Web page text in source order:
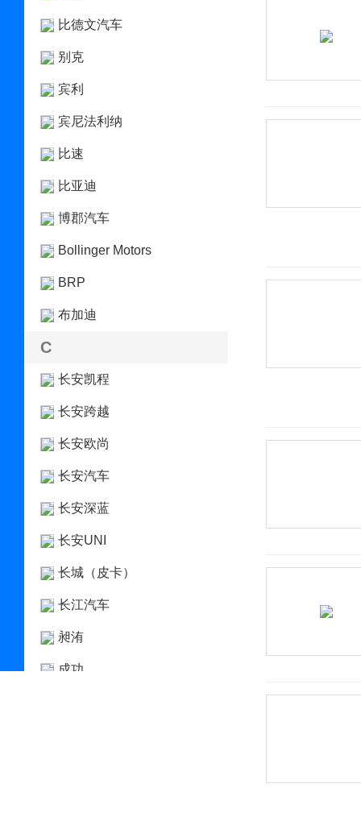
比德文汽车
别克
宾利
宾尼法利纳
比速
比亚迪
博郡汽车
Bollinger Motors
BRP
布加迪
C
长安凯程
长安跨越
长安欧尚
长安汽车
长安深蓝
长安UNI
长城（皮卡）
长江汽车
昶洧
成功